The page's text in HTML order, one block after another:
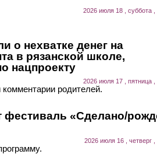
2026 июля 18 , суббота ,
о нехватке денег на
в рязанской школе,
нацпроекту
2026 июля 17 , пятница ,
родителей.
фестиваль «Сделано/
2026 июля 16 , четверг ,